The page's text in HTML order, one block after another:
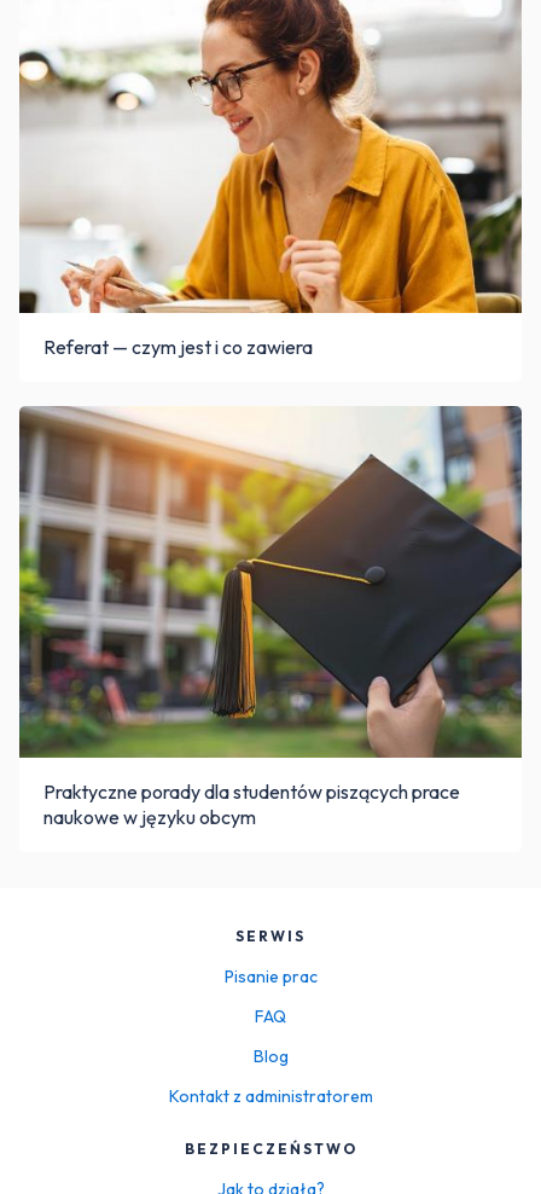
Referat — czym jest i co zawiera
Praktyczne porady dla studentów piszących prace
naukowe w języku obcym
SERWIS
Pisanie prac
FAQ
Blog
Kontakt z administratorem
BEZPIECZEŃSTWO
Jak to działa?